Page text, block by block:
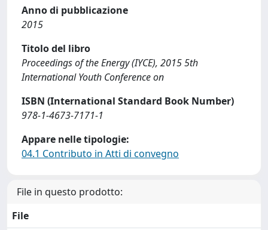
Anno di pubblicazione
2015
Titolo del libro
Proceedings of the Energy (IYCE), 2015 5th
International Youth Conference on
ISBN (International Standard Book Number)
978-1-4673-7171-1
Appare nelle tipologie:
04.1 Contributo in Atti di convegno
File in questo prodotto:
File